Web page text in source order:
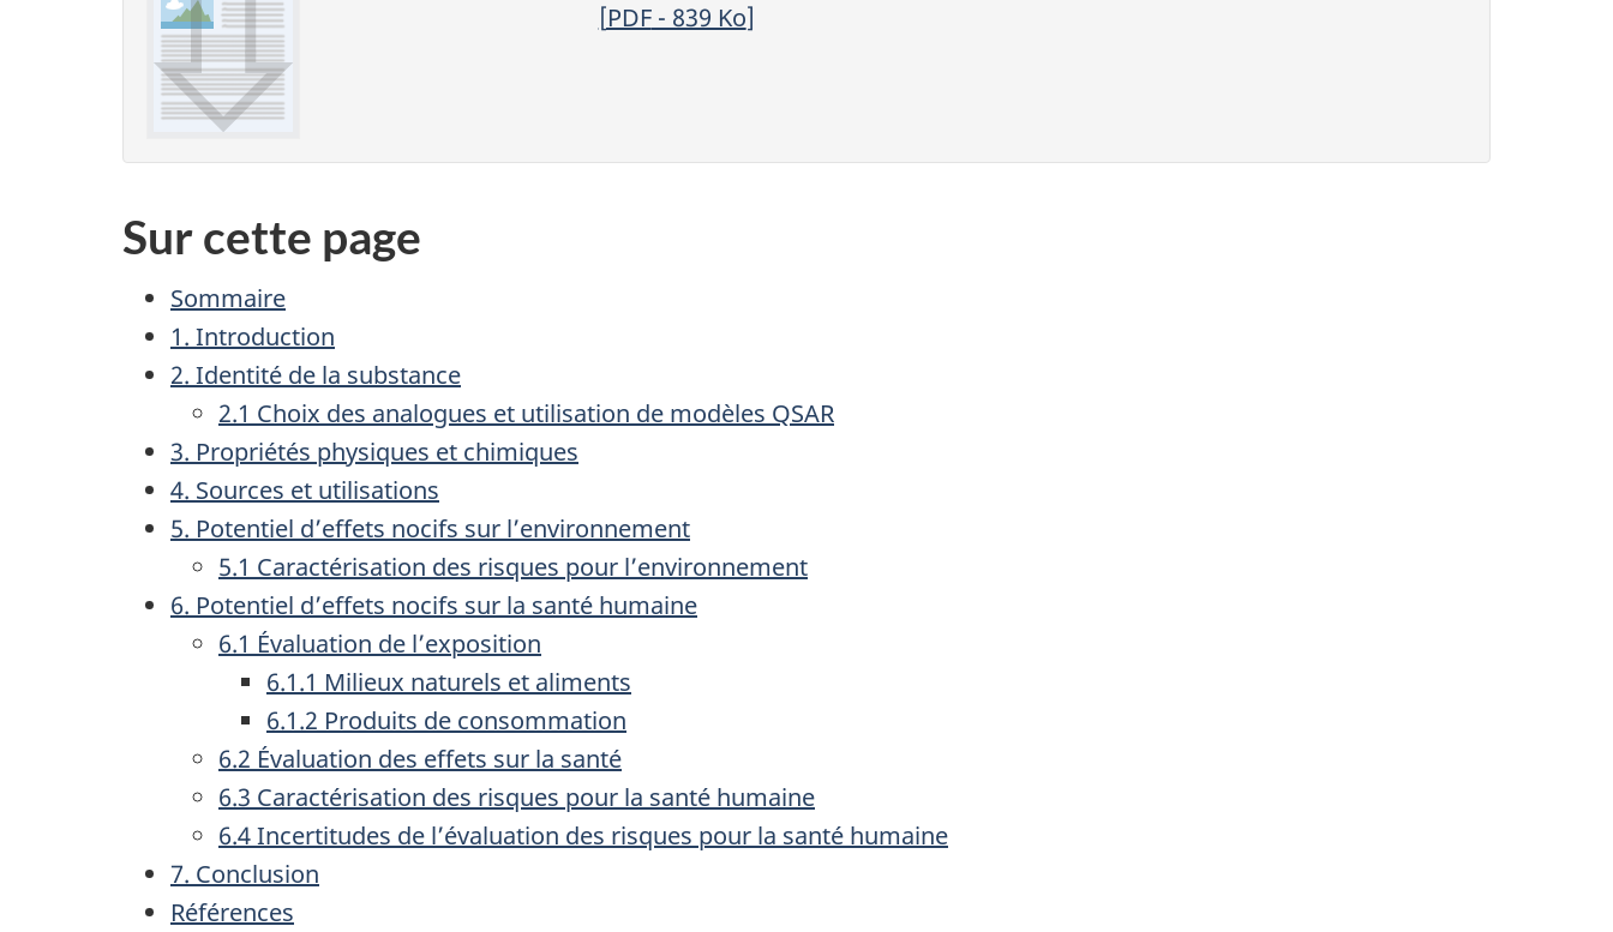
[PDF- 839 Ko]
Sur cette page
Sommaire
1. Introduction
2. Identité de la substance
2.1 Choix des analogues et utilisation de modèles QSAR
3. Propriétés physiques et chimiques
4. Sources et utilisations
5. Potentiel d’effets nocifs sur l’environnement
5.1 Caractérisation des risques pour l’environnement
6. Potentiel d’effets nocifs sur la santé humaine
6.1 Évaluation de l’exposition
6.1.1 Milieux naturels et aliments
6.1.2 Produits de consommation
6.2 Évaluation des effets sur la santé
6.3 Caractérisation des risques pour la santé humaine
6.4 Incertitudes de l’évaluation des risques pour la santé humaine
7. Conclusion
Références